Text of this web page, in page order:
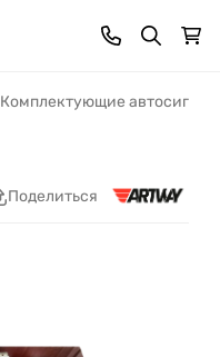
Комплектующие
Поделиться